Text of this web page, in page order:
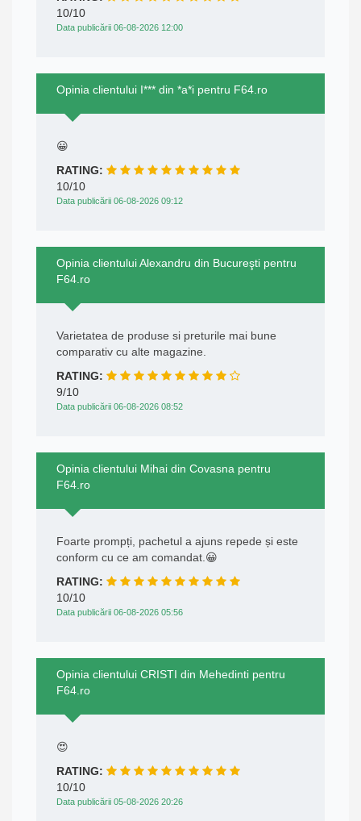
10/10
Data publicării 06-08-2026 12:00
Opinia clientului I*** din *a*i pentru F64.ro
😀
RATING:
10/10
Data publicării 06-08-2026 09:12
Opinia clientului Alexandru din Bucureşti pentru
F64.ro
Varietatea de produse si preturile mai bune
comparativ cu alte magazine.
RATING:
9/10
Data publicării 06-08-2026 08:52
Opinia clientului Mihai din Covasna pentru
F64.ro
Foarte prompți, pachetul a ajuns repede și este
conform cu ce am comandat.😀
RATING:
10/10
Data publicării 06-08-2026 05:56
Opinia clientului CRISTI din Mehedinti pentru
F64.ro
😍
RATING:
10/10
Data publicării 05-08-2026 20:26